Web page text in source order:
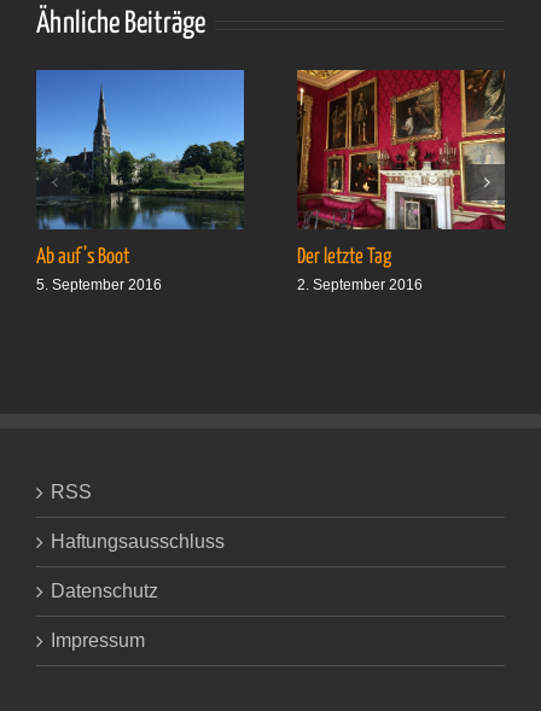
Ähnliche Beiträge
Ab auf’s Boot
5. September 2016
Der letzte Tag
2. September 2016
RSS
Haftungsausschluss
Datenschutz
Impressum